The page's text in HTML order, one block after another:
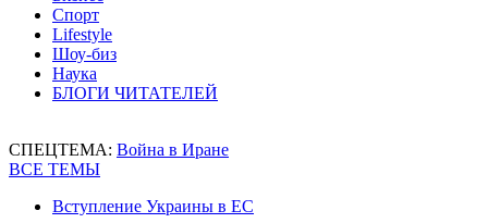
Спорт
Lifestyle
Шоу-биз
Наука
БЛОГИ ЧИТАТЕЛЕЙ
СПЕЦТЕМА: Война в Иране
ВСЕ ТЕМЫ
Вступление Украины в ЕС